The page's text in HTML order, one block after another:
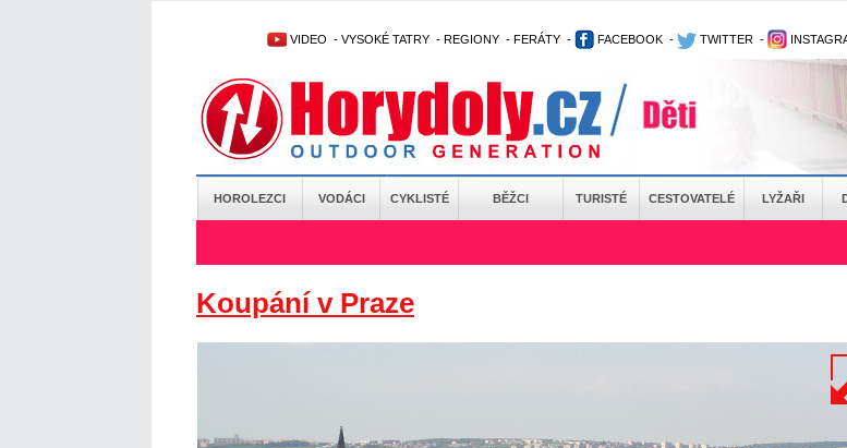
VIDEO - VYSOKÉ TATRY - REGIONY - FERÁTY - FACEBOOK - TWITTER -
HOROLEZCI VODÁCI CYKLISTÉ BĚŽCI TURISTÉ CESTOVATELÉ LYŽAŘI
Koupání v Praze